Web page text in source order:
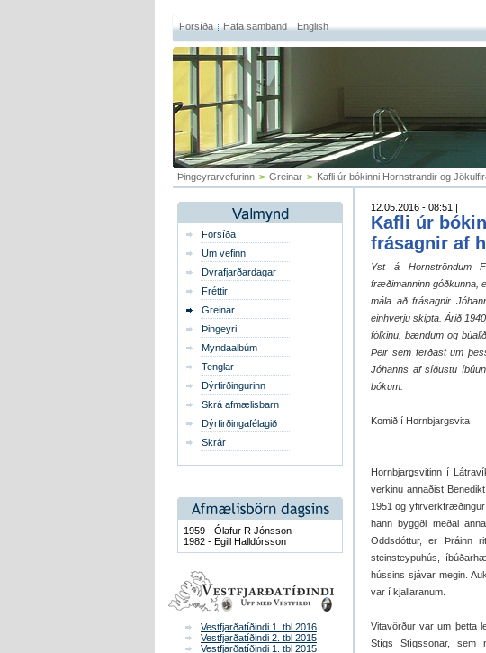
Forsíða Hafa samband English
Þingeyrarvefurinn > Greinar > Kafli úr bókinni Hornstrandir og
Forsíða
Um vefinn
Dýrafjarðardagar
Fréttir
Greinar
Þingeyri
Myndaalbúm
Tenglar
Dýrfirðingurinn
Skrá afmælisbarn
Dýrfirðingafélagið
Skrár
1959 - Ólafur R Jónsson
1982 - Egill Halldórsson
Vestfjarðatíðindi 1. tbl 2016
Vestfjarðatíðindi 2. tbl 2015
Vestfjarðatíðindi 1. tbl 2015
12.05.2016 - 08:51 |
Kafli úr
frásagnir af
Yst á Hornströndum
fræðimanninn góðkunna,
mála að frásagnir
einhverju skipta. Árið
fólkinu, bændum og
Þeir sem ferðast um
Jóhanns af síðustu
bókum.
Komið í Hornbjargsvita
Hornbjargsvitinn í
verkinu annaðist
1951 og
hann byggði meðal
Oddsdóttur, er Þráinn
steinsteypuhús,
hússins sjávar megin.
var í kjallaranum.
Vitavörður var um þetta
Stígs Stígssonar,